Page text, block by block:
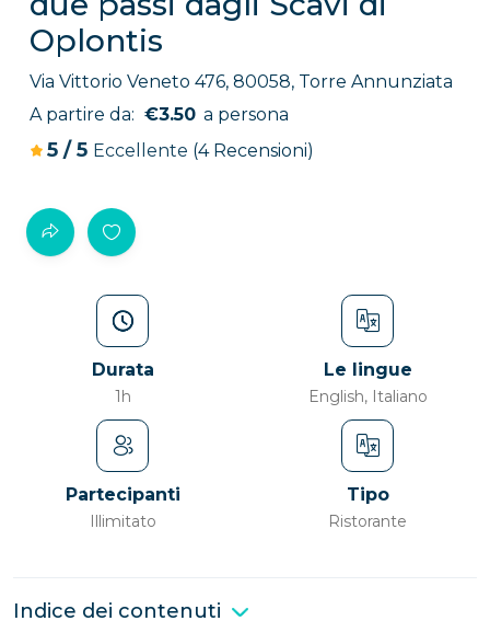
Oplontis
Via Vittorio Veneto 476, 80058, Torre Annunziata
A partire da: €3.50 a persona
5 /5 Eccellente (4 Recensioni)
Durata
1h
Le lingue
English, Italiano
Partecipanti
Illimitato
Tipo
Ristorante
Indice dei contenuti